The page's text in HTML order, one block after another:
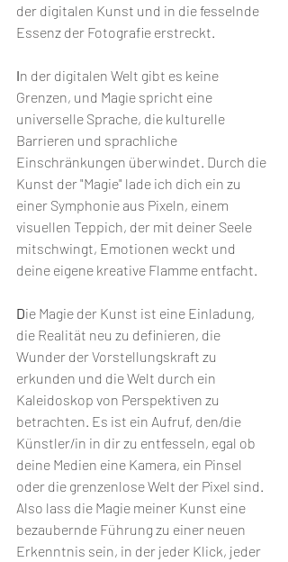
der digitalen Kunst und in die fesselnde
Essenz der Fotografie erstreckt.
In der digitalen Welt gibt es keine
Grenzen, und Magie spricht eine
universelle Sprache, die kulturelle
Barrieren und sprachliche
Einschränkungen überwindet. Durch die
Kunst der "Magie" lade ich dich ein zu
einer Symphonie aus Pixeln, einem
visuellen Teppich, der mit deiner Seele
mitschwingt, Emotionen weckt und
deine eigene kreative Flamme entfacht.
Die Magie der Kunst ist eine Einladung,
die Realität neu zu definieren, die
Wunder der Vorstellungskraft zu
erkunden und die Welt durch ein
Kaleidoskop von Perspektiven zu
betrachten. Es ist ein Aufruf, den/die
Künstler/in in dir zu entfesseln, egal ob
deine Medien eine Kamera, ein Pinsel
oder die grenzenlose Welt der Pixel sind.
Also lass die Magie meiner Kunst eine
bezaubernde Führung zu einer neuen
Erkenntnis sein, in der jeder Klick, jeder